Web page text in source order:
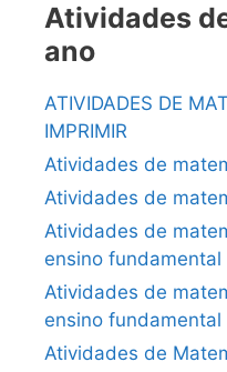
Atividades
ano
ATIVIDADES DE
IMPRIMIR
Atividades de
Atividades de
Atividades de
ensino fundamental
Atividades de
ensino fundamental
Atividades de